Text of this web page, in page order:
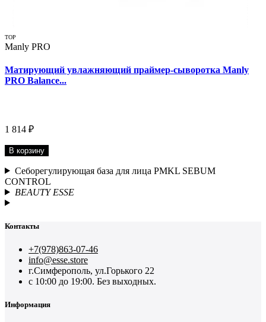
TOP
Manly PRO
Матирующий увлажняющий праймер-сыворотка Manly
PRO Balance...
1 814 ₽
В корзину
Себорегулирующая база для лица PMKL SEBUM
CONTROL
BEAUTY ESSE
Контакты
+7(978)863-07-46
info@esse.store
г.Симферополь, ул.Горького 22
с 10:00 до 19:00. Без выходных.
Информация